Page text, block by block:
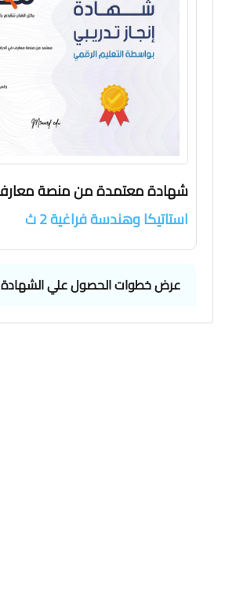
شهادة معتمدة من منصة
استاتيكا وهندسة فراغية 2 ث
عرض خطوات الحصول علي الشهادة